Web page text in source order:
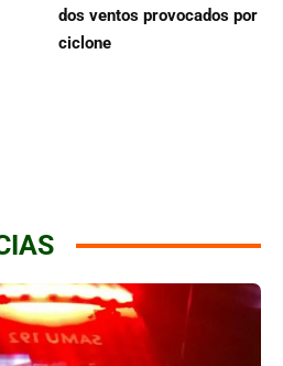
dos ventos provocados por
ciclone